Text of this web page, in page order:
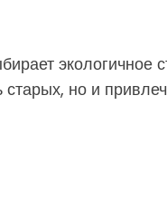
экологичное
но и